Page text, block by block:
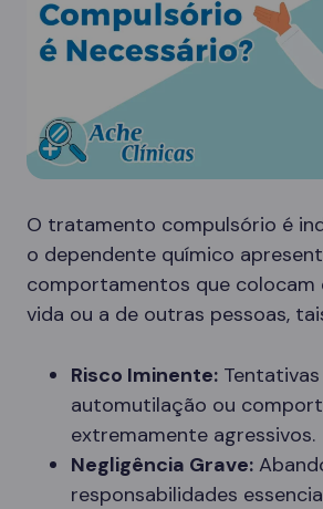
O tratamento compulsório é
o dependente químico
comportamentos que colocam
vida ou a de outras pessoas,
Risco Iminente:
automutilação ou
extremamente agressivos.
Negligência Grave:
responsabilidades